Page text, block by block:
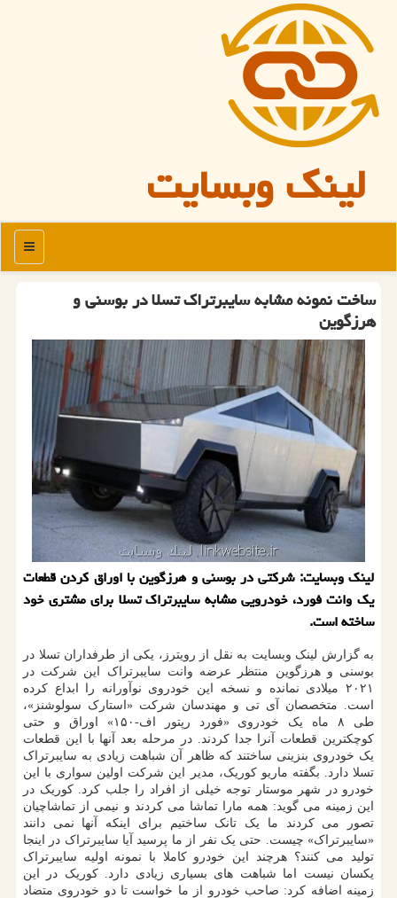
لینک وبسایت
منو
ساخت نمونه مشابه سایبرتراك تسلا در بوسنی و
هرزگوین
لینك وبسایت: شركتی در بوسنی و هرزگوین با اوراق كردن قطعات
یك وانت فورد، خودرویی مشابه سایبرتراك تسلا برای مشتری خود
ساخته است.
به گزارش لینک وبسایت به نقل از رویترز، یکی از طرفداران تسلا در
بوسنی و هرزگوین منتظر عرضه وانت سایبرتراک این شرکت در
۲۰۲۱ میلادی نمانده و نسخه این خودروی نوآورانه را ابداع کرده
است. متخصصان آی تی و مهندسان شرکت «استارک سولوشنز»،
طی ۸ ماه یک خودروی «فورد رپتور اف-۱۵۰» اوراق و حتی
کوچکترین قطعات آنرا جدا کردند. در مرحله بعد آنها با این قطعات
یک خودروی بنزینی ساختند که ظاهر آن شباهت زیادی به سایبرتراک
تسلا دارد. بگفته ماریو کوریک، مدیر این شرکت اولین سواری با این
خودرو در شهر موستار توجه خیلی از افراد را جلب کرد. کوریک در
این زمینه می گوید: همه مارا تماشا می کردند و نیمی از تماشاچیان
تصور می کردند ما یک تانک ساختیم برای اینکه آنها نمی دانند
«سایبرتراک» چیست. حتی یک نفر از ما پرسید آیا سایبرتراک در اینجا
تولید می کنند؟ هرچند این خودرو کاملا با نمونه اولیه سایبرتراک
یکسان نیست اما شباهت های بسیاری زیادی دارد. کوریک در این
زمینه اضافه کرد: صاحب خودرو از ما خواست تا دو خودروی متضاد